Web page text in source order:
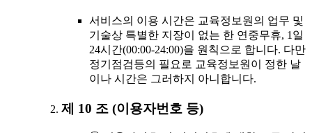
서비스의 이용 시간은 교육정보원의 업무 및
기술상 특별한 지장이 없는 한 연중무휴, 1일
24시간(00:00-24:00)을 원칙으로 합니다. 다만
정기점검등의 필요로 교육정보원이 정한 날
이나 시간은 그러하지 아니합니다.
제 10 조 (이용자번호 등)